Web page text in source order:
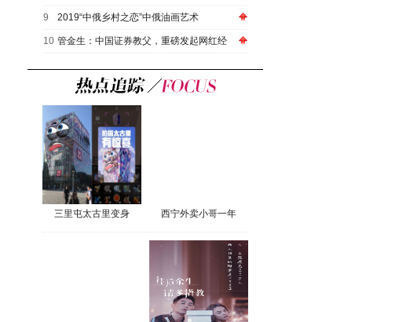
9 2019“中俄乡村之恋”中俄油画艺术
10 管金生：中国证券教父，重磅发起网红经
三里屯太古里变身 西宁外卖小哥一年